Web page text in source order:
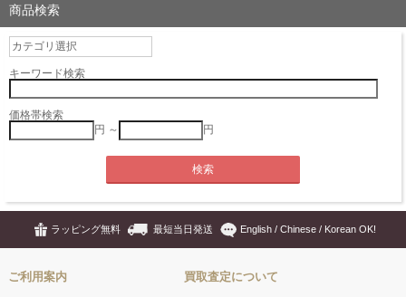
商品検索
キーワード検索
価格帯検索
円 ～
円
ラッピング無料 最短当日発送 English / Chinese / Korean OK!
ご利用案内 買取査定について